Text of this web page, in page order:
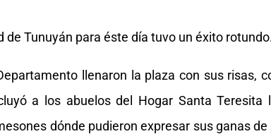
Tunuyán para éste día tuvo un éxito
llenaron la plaza con sus risas,
a los abuelos del Hogar Santa Teresita
dónde pudieron expresar sus ganas de